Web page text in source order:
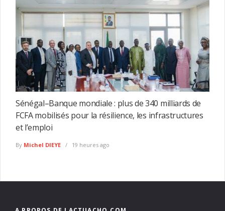
Sénégal–Banque mondiale : plus de 340 milliards de
FCFA mobilisés pour la résilience, les infrastructures
et l’emploi
By Michel DIEYE 19 heures ago